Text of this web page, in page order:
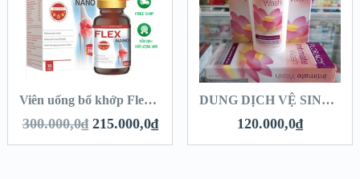
Viên uống bổ khớp Flex Nano – Hộp 30 viên
300.000,0₫ 215.000,0₫
DUNG DỊCH VỆ SINH PHỤ NỮ FLORACY CHAI 125ML
120.000,0₫